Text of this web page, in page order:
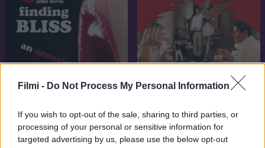
Filmi - Do Not Process My Personal Information
If you wish to opt-out of the sale, sharing to third parties, or
processing of your personal or sensitive information for
targeted advertising by us, please use the below opt-out
2009 7.1
Az öröm nyomában
2010